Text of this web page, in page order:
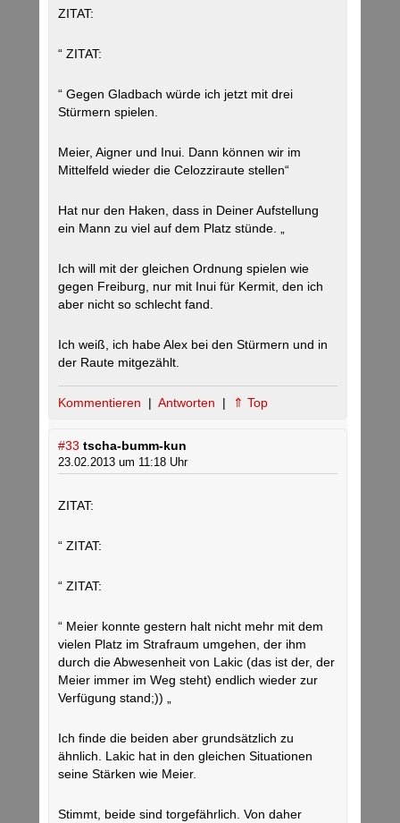
ZITAT:
“ ZITAT:
“ Gegen Gladbach würde ich jetzt mit drei
Stürmern spielen.
Meier, Aigner und Inui. Dann können wir im
Mittelfeld wieder die Celozziraute stellen“
Hat nur den Haken, dass in Deiner Aufstellung
ein Mann zu viel auf dem Platz stünde. „
Ich will mit der gleichen Ordnung spielen wie
gegen Freiburg, nur mit Inui für Kermit, den ich
aber nicht so schlecht fand.
Ich weiß, ich habe Alex bei den Stürmern und in
der Raute mitgezählt.
Kommentieren | Antworten | ⇑ Top
#33 tscha-bumm-kun
23.02.2013 um 11:18 Uhr
ZITAT:
“ ZITAT:
“ ZITAT:
“ Meier konnte gestern halt nicht mehr mit dem
vielen Platz im Strafraum umgehen, der ihm
durch die Abwesenheit von Lakic (das ist der, der
Meier immer im Weg steht) endlich wieder zur
Verfügung stand;)) „
Ich finde die beiden aber grundsätzlich zu
ähnlich. Lakic hat in den gleichen Situationen
seine Stärken wie Meier.
Stimmt, beide sind torgefährlich. Von daher